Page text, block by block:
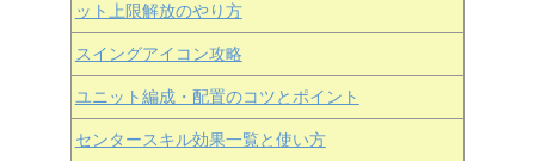
ット上限解放のやり方
スイングアイコン攻略
ユニット編成・配置のコツとポイント
センタースキル効果一覧と使い方